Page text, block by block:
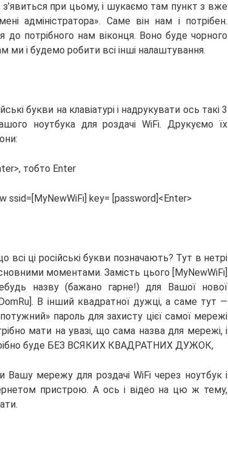
при цьому, і шукаємо там пункт з вже
адміністратора». Саме він нам і потрібен.
до потрібного нам віконця. Воно буде чорного
ми і будемо робити всі інші налаштування.
букви на клавіатурі і надрукувати ось такі 3
ноутбука для роздачі WiFi. Друкуємо їх
тобто Enter
key= [password]<Enter>
ці російські букви позначають? Тут в нетрі
моментами. Замість цього [MyNewWiFi]
назву (бажано гарне!) для Вашої нової
В інший квадратної дужці, а саме тут —
пароль для захисту цієї самої мережі
мати на увазі, що сама назва для мережі, і
буде БЕЗ ВСЯКИХ КВАДРАТНИХ ДУЖОК,
мережу для роздачі WiFi через ноутбук і
пристрою. А ось і відео на цю ж тему,